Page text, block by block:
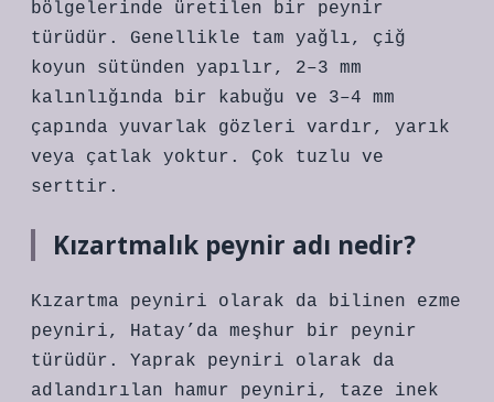
bölgelerinde üretilen bir peynir
türüdür. Genellikle tam yağlı, çiğ
koyun sütünden yapılır, 2–3 mm
kalınlığında bir kabuğu ve 3–4 mm
çapında yuvarlak gözleri vardır, yarık
veya çatlak yoktur. Çok tuzlu ve
serttir.
Kızartmalık peynir adı nedir?
Kızartma peyniri olarak da bilinen ezme
peyniri, Hatay’da meşhur bir peynir
türüdür. Yaprak peyniri olarak da
adlandırılan hamur peyniri, taze inek